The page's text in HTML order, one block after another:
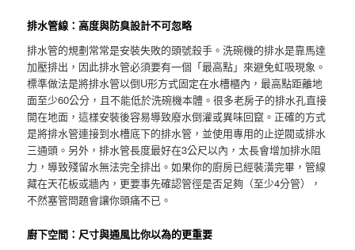
排水管線：高度與防臭設計不可忽略
排水管的規劃常常是安裝失敗的頭號殺手。洗碗機的排水是靠馬達
加壓排出，因此排水管必須要有一個「最高點」來避免虹吸現象。
標準做法是將排水管以倒U形方式固定在水槽櫃內，最高點距離地
面至少60公分，且不能低於洗碗機本體。很多老房子的排水孔直接
開在地面，這樣安裝後容易導致廢水倒灌或異味回竄。正確的方式
是將排水管連接到水槽底下的排水管，並使用專用的止逆閥或排水
三通頭。另外，排水管長度最好在3公尺以內，太長會增加排水阻
力，導致殘留水無法完全排出。如果你的廚房已經裝潢完畢，管線
藏在天花板或牆內，更要事先確認管徑是否足夠（至少4分管），
不然塞管問題會讓你頭痛不已。
廚下空間：尺寸與通風比你以為的更重要